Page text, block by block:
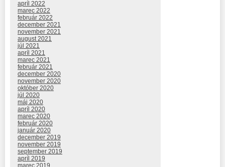
apríl 2022
marec 2022
február 2022
december 2021
november 2021
august 2021
júl 2021
apríl 2021
marec 2021
február 2021
december 2020
november 2020
október 2020
júl 2020
máj 2020
apríl 2020
marec 2020
február 2020
január 2020
december 2019
november 2019
september 2019
apríl 2019
marec 2019